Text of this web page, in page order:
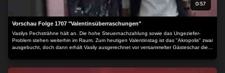
0:57
Vorschau Folge 1707 "Valentinsüberraschungen"
Vasilys Pechsträhne hält an. Die hohe Steuernachzahlung sowie das Ungeziefer-
Problem stehen weiterhin im Raum. Zum heutigen Valentinstag ist das "Akropolis" zwar
ausgebucht, doch dann erhält Vasily ausgerechnet vor versammelter Gästeschar die